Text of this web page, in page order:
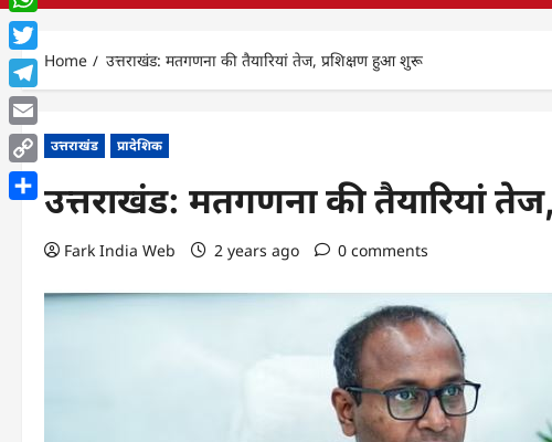
Home उत्तराखंड: मतगणना की तैयारियां तेज, प्रशिक्षण हुआ शुरू
उत्तराखंड प्रादेशिक
उत्तराखंड: मतगणना की तैयारियां
Fark India Web 2 years ago 0 comments
WhatsApp
Twitter
Telegram
Email
Copy
Link
Share